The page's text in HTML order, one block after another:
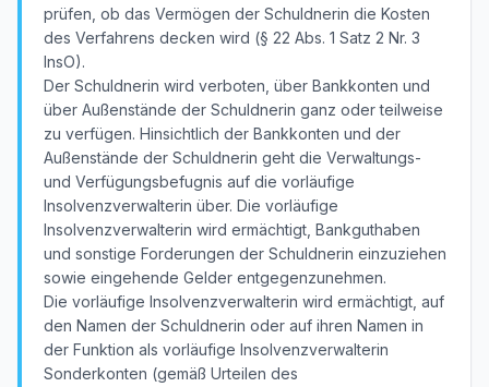
prüfen, ob das Vermögen der Schuldnerin die Kosten
des Verfahrens decken wird (§ 22 Abs. 1 Satz 2 Nr. 3
InsO).
Der Schuldnerin wird verboten, über Bankkonten und
über Außenstände der Schuldnerin ganz oder teilweise
zu verfügen. Hinsichtlich der Bankkonten und der
Außenstände der Schuldnerin geht die Verwaltungs-
und Verfügungsbefugnis auf die vorläufige
Insolvenzverwalterin über. Die vorläufige
Insolvenzverwalterin wird ermächtigt, Bankguthaben
und sonstige Forderungen der Schuldnerin einzuziehen
sowie eingehende Gelder entgegenzunehmen.
Die vorläufige Insolvenzverwalterin wird ermächtigt, auf
den Namen der Schuldnerin oder auf ihren Namen in
der Funktion als vorläufige Insolvenzverwalterin
Sonderkonten (gemäß Urteilen des